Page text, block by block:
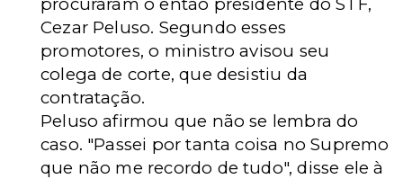
Cezar Peluso. Segundo esses
promotores, o ministro avisou seu
colega de corte, que desistiu da
contratação.
Peluso afirmou que não se lembra do
caso. "Passei por tanta coisa no Supremo
que não me recordo de tudo", disse ele à